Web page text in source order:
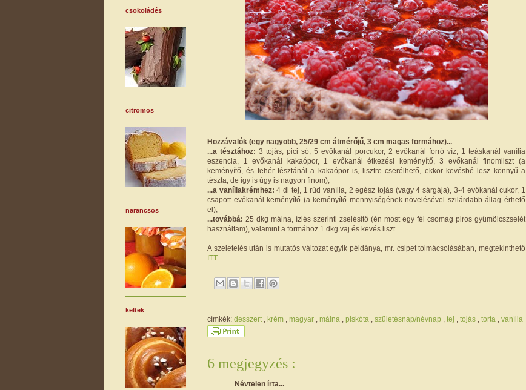
Hozzávalók (egy nagyobb, 25/29 cm átmérőjű, 3 cm magas formához)...
...a tésztához:3 tojás, pici só, 5 evőkanál porcukor, 2 evőkanál forró víz, 1 teáskanál vanília
eszencia, 1 evőkanál kakaópor, 1 evőkanál étkezési keményítő, 3 evőkanál finomliszt (a
keményítő, és fehér tésztánál a kakaópor is, lisztre cserélhető, ekkor kevésbé lesz könnyű a
tészta, de így is úgy is nagyon finom);
...a vaníliakrémhez: 4 dl tej, 1 rúd vanília, 2 egész tojás (vagy 4 sárgája), 3-4 evőkanál cukor, 1
csapott evőkanál keményítő (a keményítő mennyiségének növelésével szilárdabb állag érhető
el);
...továbbá: 25 dkg málna, ízlés szerinti zselésítő (én most egy fél csomag piros gyümölcszselét
használtam), valamint a formához 1 dkg vaj és kevés liszt.
A szeletelés után is mutatós változat egyik példánya, mr. csipet tolmácsolásában, megtekinthető
ITT.
címkék: desszert krém magyar málna piskóta születésnap/névnap tej tojás torta vanília
6 megjegyzés :
Névtelen írta...
csokoládés
citromos
narancsos
keltek